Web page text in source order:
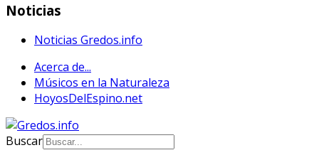
Noticias
Noticias Gredos.info
Acerca de...
Músicos en la Naturaleza
HoyosDelEspino.net
Buscar